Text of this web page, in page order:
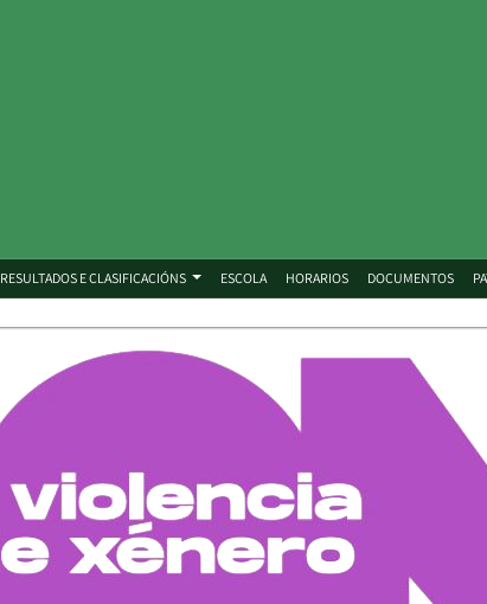
RESULTADOS E CLASIFICACIÓNS ESCOLA HORARIOS DOCUMENTOS